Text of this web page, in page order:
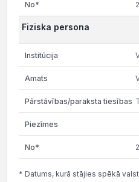
Fiziska persona
* Datums, kurā stājies spēkā